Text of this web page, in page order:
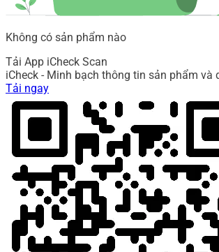
Không có sản phẩm nào
Tải App iCheck Scan
iCheck - Minh bạch thông tin sản phẩm và
Tải ngay